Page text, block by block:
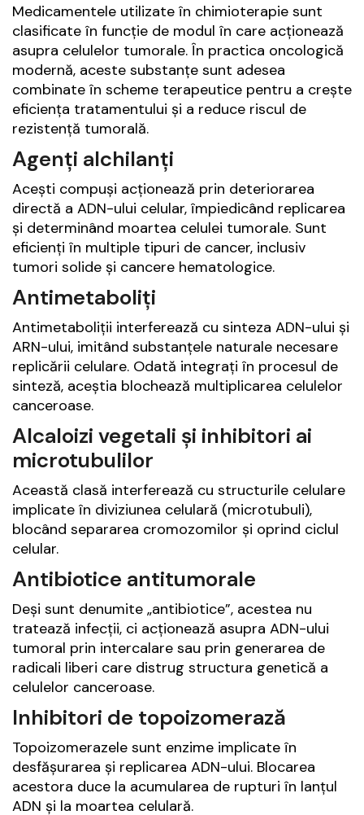
Medicamentele utilizate în chimioterapie sunt
clasificate în funcție de modul în care acționează
asupra celulelor tumorale. În practica oncologică
modernă, aceste substanțe sunt adesea
combinate în scheme terapeutice pentru a crește
eficiența tratamentului și a reduce riscul de
rezistență tumorală.
Agenți alchilanți
Acești compuși acționează prin deteriorarea
directă a ADN-ului celular, împiedicând replicarea
și determinând moartea celulei tumorale. Sunt
eficienți în multiple tipuri de cancer, inclusiv
tumori solide și cancere hematologice.
Antimetaboliți
Antimetaboliții interferează cu sinteza ADN-ului și
ARN-ului, imitând substanțele naturale necesare
replicării celulare. Odată integrați în procesul de
sinteză, aceștia blochează multiplicarea celulelor
canceroase.
Alcaloizi vegetali și inhibitori ai
microtubulilor
Această clasă interferează cu structurile celulare
implicate în diviziunea celulară (microtubuli),
blocând separarea cromozomilor și oprind ciclul
celular.
Antibiotice antitumorale
Deși sunt denumite „antibiotice”, acestea nu
tratează infecții, ci acționează asupra ADN-ului
tumoral prin intercalare sau prin generarea de
radicali liberi care distrug structura genetică a
celulelor canceroase.
Inhibitori de topoizomerază
Topoizomerazele sunt enzime implicate în
desfășurarea și replicarea ADN-ului. Blocarea
acestora duce la acumularea de rupturi în lanțul
ADN și la moartea celulară.